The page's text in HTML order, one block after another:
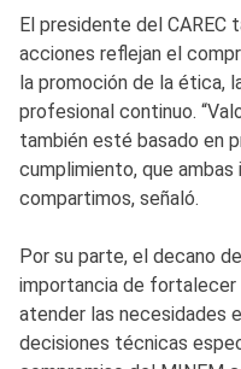
El presidente del CAREC
acciones reflejan el
la promoción de la ética,
profesional continuo.
también esté basado en
cumplimiento, que
compartimos, señaló.
Por su parte, el decano
importancia de fortalecer
atender las necesidades
decisiones técnicas